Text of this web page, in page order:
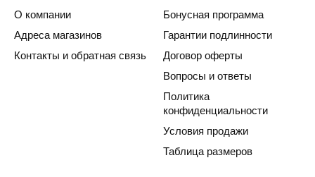
О компании
Адреса магазинов
Контакты и обратная связь
Бонусная программа
Гарантии подлинности
Договор оферты
Вопросы и ответы
Политика
конфиденциальности
Условия продажи
Таблица размеров